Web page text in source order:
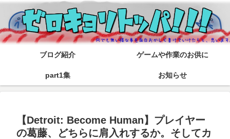
ブログ紹介 ゲームや作業のお供に
part1集 お知らせ
【Detroit: Become Human】プレイヤー
の葛藤、どちらに肩入れするか。そしてカ